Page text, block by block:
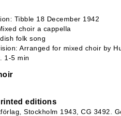
Tibble 18 December 1942
choir a cappella
folk song
Arranged for mixed choir by
1-5 min
editions
Stockholm 1943, CG 3492.